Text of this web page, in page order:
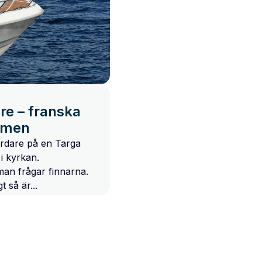
– franska
på en Targa
kyrkan.
frågar finnarna.
så är...